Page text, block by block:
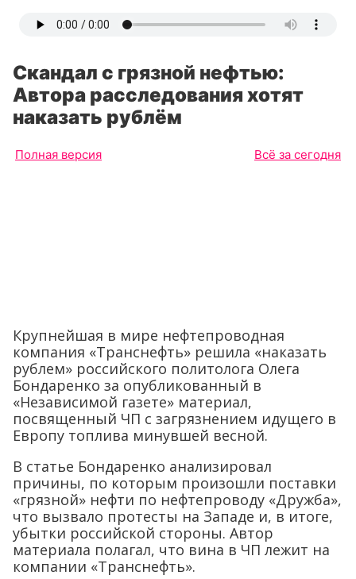
Скандал с грязной нефтью:
Автора расследования хотят
наказать рублём
Полная версия Всё за сегодня
Крупнейшая в мире нефтепроводная
компания «Транснефть» решила «наказать
рублем» российского политолога Олега
Бондаренко за опубликованный в
«Независимой газете» материал,
посвященный ЧП с загрязнением идущего в
Европу топлива минувшей весной.
В статье Бондаренко анализировал
причины, по которым произошли поставки
«грязной» нефти по нефтепроводу «Дружба»,
что вызвало протесты на Западе и, в итоге,
убытки российской стороны. Автор
материала полагал, что вина в ЧП лежит на
компании «Транснефть».